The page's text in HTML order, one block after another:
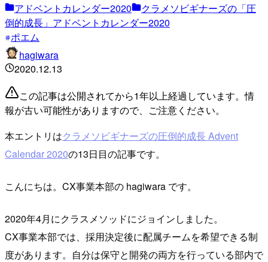
アドベントカレンダー2020
クラメソビギナーズの「圧
倒的成長」アドベントカレンダー2020
ポエム
hagiwara
2020.12.13
この記事は公開されてから1年以上経過しています。情
報が古い可能性がありますので、ご注意ください。
本エントリはクラメソビギナーズの圧倒的成長 Advent
Calendar 2020の13日目の記事です。
こんにちは。CX事業本部の hagiwara です。
2020年4月にクラスメソッドにジョインしました。
CX事業本部では、採用決定後に配属チームを希望できる制
度があります。自分は保守と開発の両方を行っている部内で